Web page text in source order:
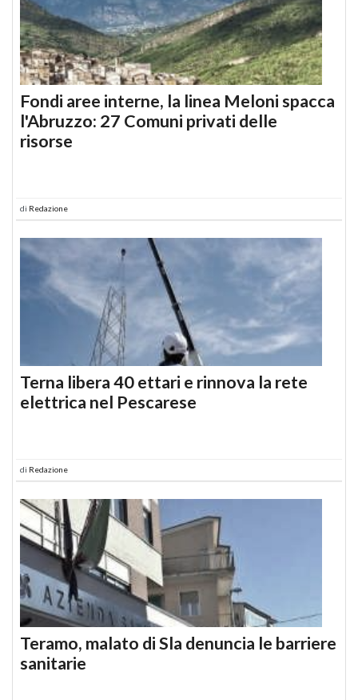
Fondi aree interne, la linea Meloni spacca
l'Abruzzo: 27 Comuni privati delle
risorse
di Redazione
Terna libera 40 ettari e rinnova la rete
elettrica nel Pescarese
di Redazione
Teramo, malato di Sla denuncia le barriere
sanitarie